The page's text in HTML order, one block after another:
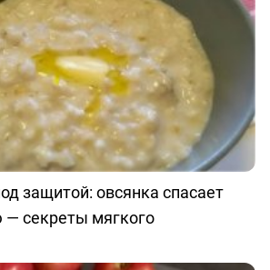
защитой: овсянка спасает
секреты мягкого